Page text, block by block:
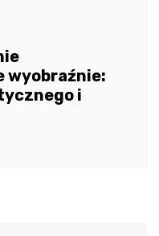
wyobraźnie:
i